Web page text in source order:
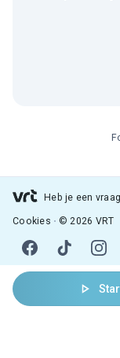
Heb je een
Cookies © 2026 VRT